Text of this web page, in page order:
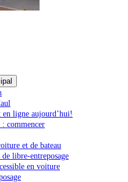
en ligne aujourd’hui!
commencer
et de bateau
libre-entreposage
en voiture